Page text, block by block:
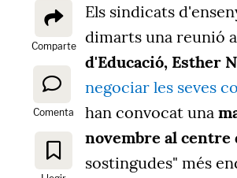
Comparte
Comenta
Els sindicats
dimarts una reunió
d'Educació, Esther
negociar les seves
han convocat una
novembre al centre
sostingudes" més